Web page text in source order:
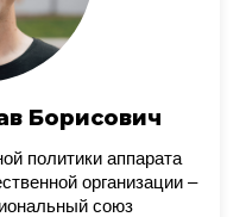
Борисович
политики аппарата
организации –
союз